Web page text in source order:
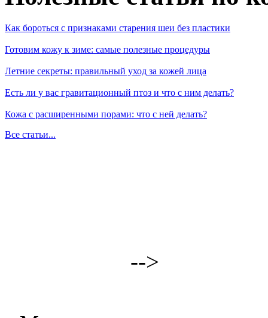
Как бороться с признаками старения шеи без пластики
Готовим кожу к зиме: самые полезные процедуры
Летние секреты: правильный уход за кожей лица
Есть ли у вас гравитационный птоз и что с ним делать?
Кожа с расширенными порами: что с ней делать?
Все статьи...
-->